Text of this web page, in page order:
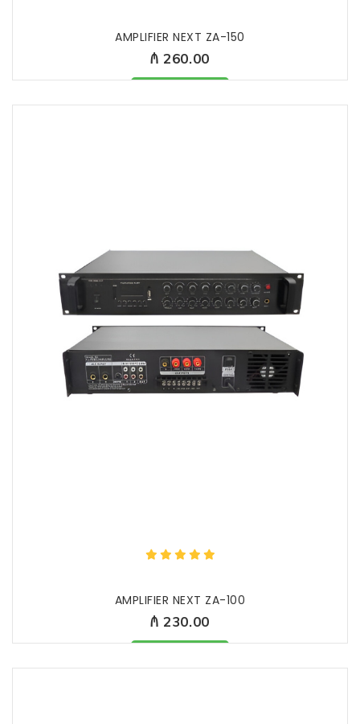
AMPLIFIER NEXT ZA-150
₼ 260.00
Məhsul mövcüddur
AMPLIFIER NEXT ZA-100
₼ 230.00
Məhsul mövcüddur